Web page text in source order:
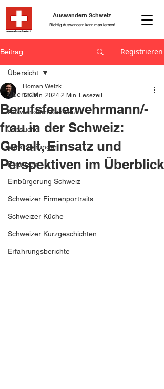
Richtig Auswandern kann man lernen!
Auswandern Schweiz
Beitrag Registrieren
Übersicht
Auswandern Schweiz
Jobsuche
Versicherungen
Finanzen
Einbürgerung Schweiz
Schweizer Firmenportraits
Schweizer Küche
Schweizer Kurzgeschichten
Erfahrungsberichte
Übersicht
Berufsfeuerwehrmann/-
frau in der Schweiz:
Gehalt, Einsatz und
Perspektiven im Überblick
Roman Welzk
18. Jan. 2024 2 Min. Lesezeit